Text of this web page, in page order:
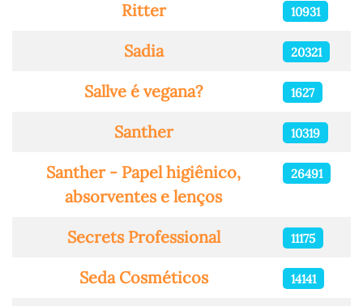
Ritter 10931
Sadia 20321
Sallve é vegana? 1627
Santher 10319
Santher - Papel higiênico,
absorventes e lenços
26491
Secrets Professional 11175
Seda Cosméticos 14141